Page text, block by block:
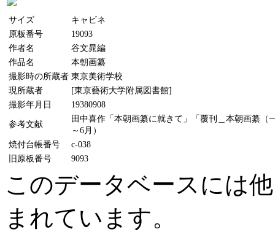
サイズ
キャビネ
原板番号
19093
作者名
谷文晁編
作品名
本朝画纂
撮影時の所蔵者 東京美術学校
現所蔵者
[東京藝術大学附属図書館]
撮影年月日
19380908
参考文献
田中喜作「本朝画纂に就きて」「覆刊＿本朝画纂（
～6月）
焼付台帳番号
c-038
旧原板番号
9093
このデータベースには
まれています。